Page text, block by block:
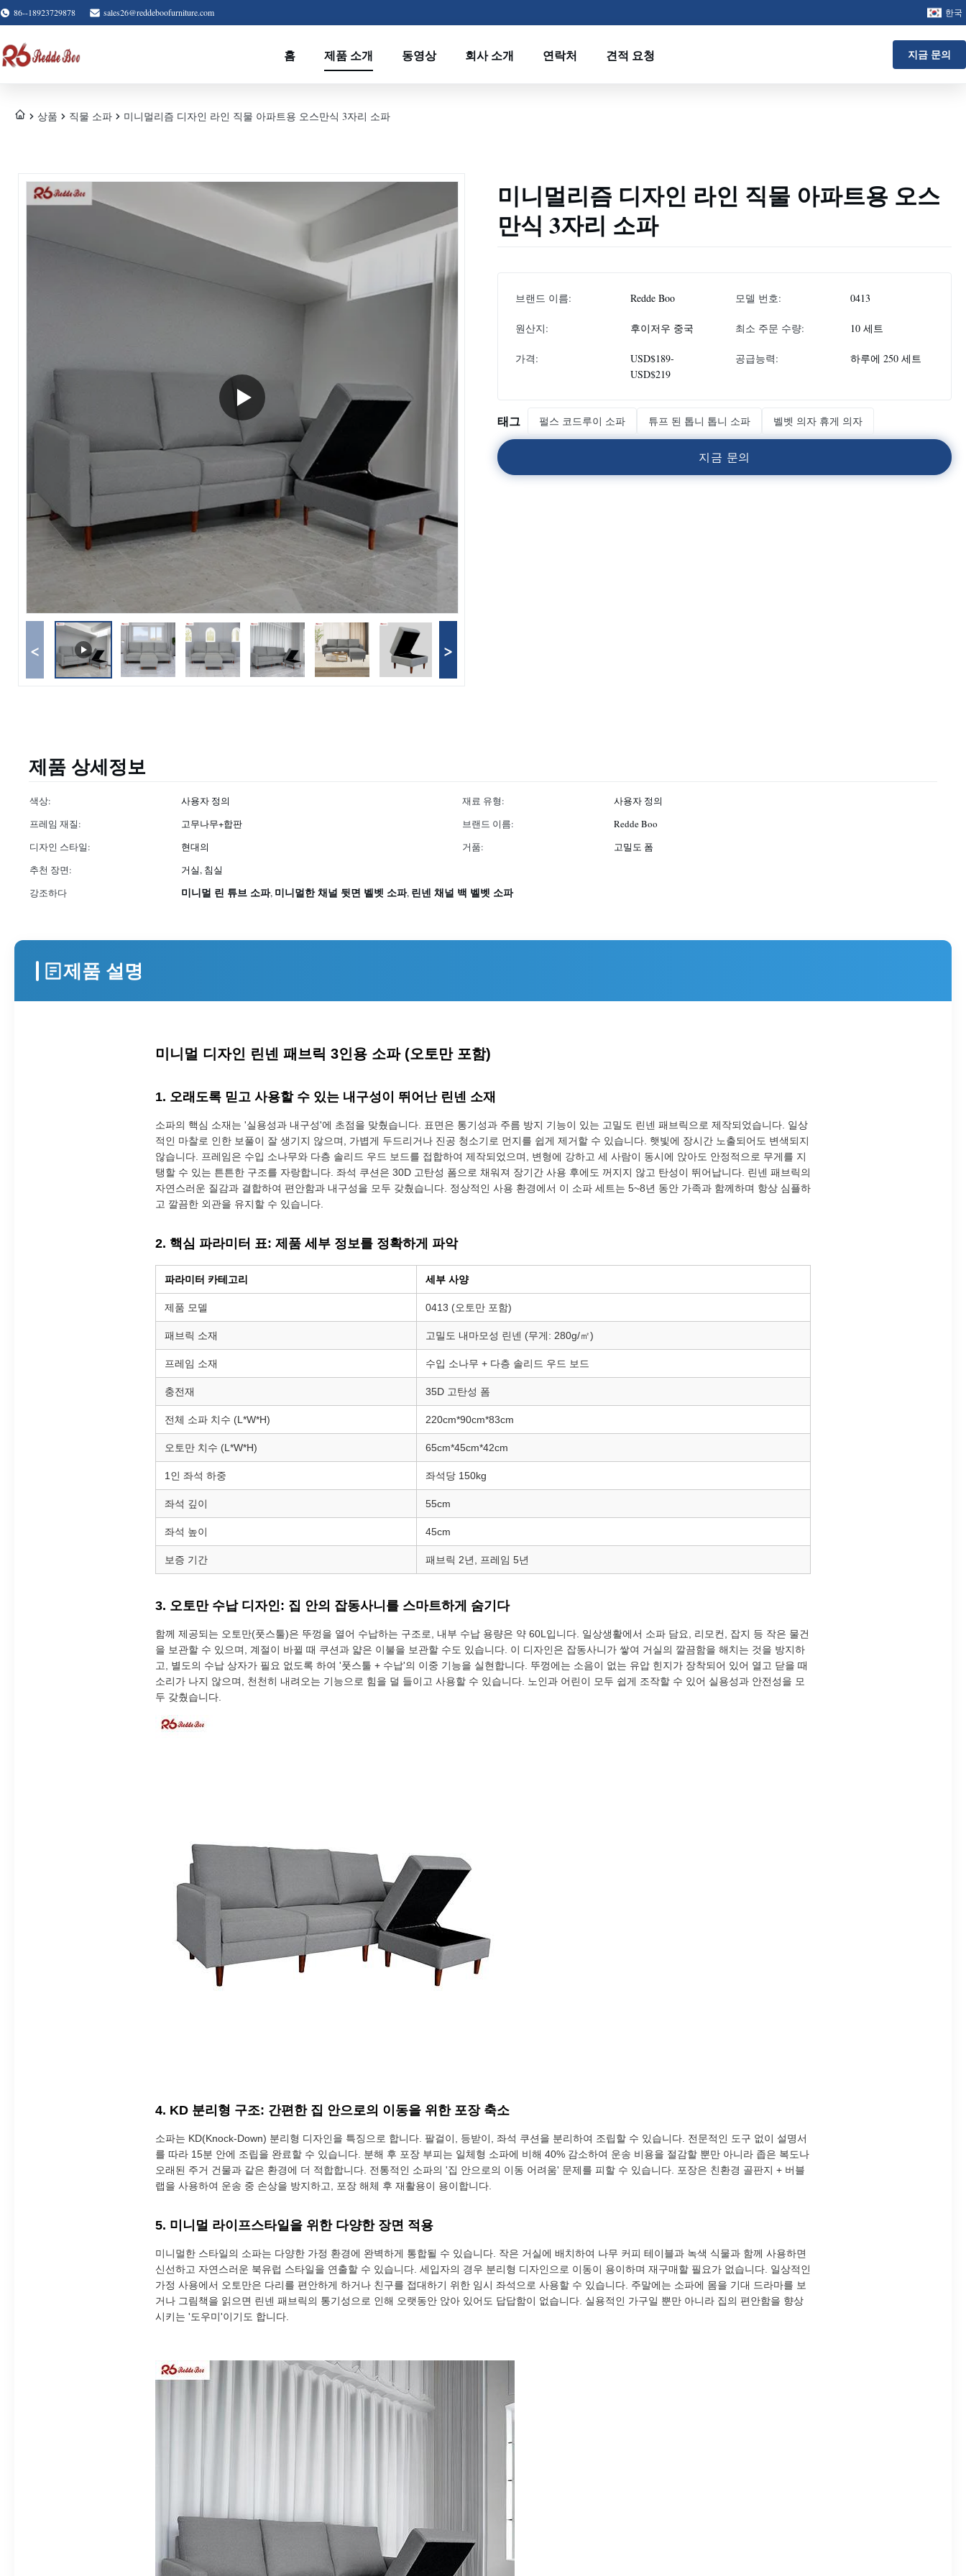
86--18923729878 sales26@reddeboofurniture.com 한국
홈 제품 소개 동영상 회사 소개 연락처 견적 요청 지금 문의
상품 직물 소파 미니멀리즘 디자인 라인 직물 아파트용 오스만식 3자리 소파
< >
미니멀리즘 디자인 라인 직물 아파트용 오스
만식 3자리 소파
브랜드 이름: Redde Boo 모델 번호: 0413
원산지: 후이저우 중국 최소 주문 수량: 10 세트
가격:
USD$189-
USD$219
공급능력: 하루에 250 세트
태그 펄스 코드루이 소파 튜프 된 톱니 톱니 소파 벨벳 의자 휴게 의자
지금 문의
제품 상세정보
색상: 사용자 정의 재료 유형:
사용자 정의
프레임 재질:
고무나무+합판 브랜드 이름:
Redde Boo
디자인 스타일:
현대의 거품:
고밀도 폼
추천 장면:
거실, 침실
강조하다
미니멀 린 튜브 소파, 미니멀한 채널 뒷면 벨벳 소파, 린넨 채널 백 벨벳 소파
제품 설명
미니멀 디자인 린넨 패브릭 3인용 소파 (오토만 포함)
1. 오래도록 믿고 사용할 수 있는 내구성이 뛰어난 린넨 소재
소파의 핵심 소재는 '실용성과 내구성'에 초점을 맞췄습니다. 표면은 통기성과 주름 방지 기능이 있는 고밀도 린넨 패브릭으로 제작되었습니다. 일상
적인 마찰로 인한 보풀이 잘 생기지 않으며, 가볍게 두드리거나 진공 청소기로 먼지를 쉽게 제거할 수 있습니다. 햇빛에 장시간 노출되어도 변색되지
않습니다. 프레임은 수입 소나무와 다층 솔리드 우드 보드를 접합하여 제작되었으며, 변형에 강하고 세 사람이 동시에 앉아도 안정적으로 무게를 지
탱할 수 있는 튼튼한 구조를 자랑합니다. 좌석 쿠션은 30D 고탄성 폼으로 채워져 장기간 사용 후에도 꺼지지 않고 탄성이 뛰어납니다. 린넨 패브릭의
자연스러운 질감과 결합하여 편안함과 내구성을 모두 갖췄습니다. 정상적인 사용 환경에서 이 소파 세트는 5~8년 동안 가족과 함께하며 항상 심플하
고 깔끔한 외관을 유지할 수 있습니다.
2. 핵심 파라미터 표: 제품 세부 정보를 정확하게 파악
파라미터 카테고리 세부 사양
제품 모델 0413 (오토만 포함)
패브릭 소재 고밀도 내마모성 린넨 (무게: 280g/㎡)
프레임 소재 수입 소나무 + 다층 솔리드 우드 보드
충전재 35D 고탄성 폼
전체 소파 치수 (L*W*H) 220cm*90cm*83cm
오토만 치수 (L*W*H) 65cm*45cm*42cm
1인 좌석 하중 좌석당 150kg
좌석 깊이 55cm
좌석 높이 45cm
보증 기간 패브릭 2년, 프레임 5년
3. 오토만 수납 디자인: 집 안의 잡동사니를 스마트하게 숨기다
함께 제공되는 오토만(풋스툴)은 뚜껑을 열어 수납하는 구조로, 내부 수납 용량은 약 60L입니다. 일상생활에서 소파 담요, 리모컨, 잡지 등 작은 물건
을 보관할 수 있으며, 계절이 바뀔 때 쿠션과 얇은 이불을 보관할 수도 있습니다. 이 디자인은 잡동사니가 쌓여 거실의 깔끔함을 해치는 것을 방지하
고, 별도의 수납 상자가 필요 없도록 하여 '풋스툴 + 수납'의 이중 기능을 실현합니다. 뚜껑에는 소음이 없는 유압 힌지가 장착되어 있어 열고 닫을 때
소리가 나지 않으며, 천천히 내려오는 기능으로 힘을 덜 들이고 사용할 수 있습니다. 노인과 어린이 모두 쉽게 조작할 수 있어 실용성과 안전성을 모
두 갖췄습니다.
4. KD 분리형 구조: 간편한 집 안으로의 이동을 위한 포장 축소
소파는 KD(Knock-Down) 분리형 디자인을 특징으로 합니다. 팔걸이, 등받이, 좌석 쿠션을 분리하여 조립할 수 있습니다. 전문적인 도구 없이 설명서
를 따라 15분 안에 조립을 완료할 수 있습니다. 분해 후 포장 부피는 일체형 소파에 비해 40% 감소하여 운송 비용을 절감할 뿐만 아니라 좁은 복도나
오래된 주거 건물과 같은 환경에 더 적합합니다. 전통적인 소파의 '집 안으로의 이동 어려움' 문제를 피할 수 있습니다. 포장은 친환경 골판지 + 버블
랩을 사용하여 운송 중 손상을 방지하고, 포장 해체 후 재활용이 용이합니다.
5. 미니멀 라이프스타일을 위한 다양한 장면 적용
미니멀한 스타일의 소파는 다양한 가정 환경에 완벽하게 통합될 수 있습니다. 작은 거실에 배치하여 나무 커피 테이블과 녹색 식물과 함께 사용하면
신선하고 자연스러운 북유럽 스타일을 연출할 수 있습니다. 세입자의 경우 분리형 디자인으로 이동이 용이하며 재구매할 필요가 없습니다. 일상적인
가정 사용에서 오토만은 다리를 편안하게 하거나 친구를 접대하기 위한 임시 좌석으로 사용할 수 있습니다. 주말에는 소파에 몸을 기대 드라마를 보
거나 그림책을 읽으면 린넨 패브릭의 통기성으로 인해 오랫동안 앉아 있어도 답답함이 없습니다. 실용적인 가구일 뿐만 아니라 집의 편안함을 향상
시키는 '도우미'이기도 합니다.